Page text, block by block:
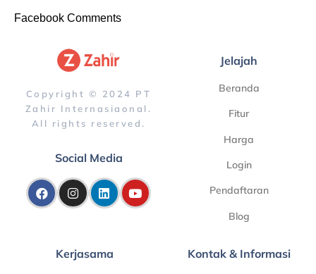
Facebook Comments
Copyright © 2024 PT
Zahir Internasiaonal.
All rights reserved.
Social Media
Jelajah
Beranda
Fitur
Harga
Login
Pendaftaran
Blog
Kerjasama Kontak & Informasi